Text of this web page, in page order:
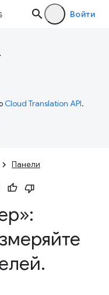
Войти
Cloud Translation API.
Панели
.